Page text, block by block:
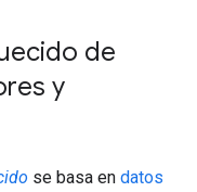
de
y
se basa en datos